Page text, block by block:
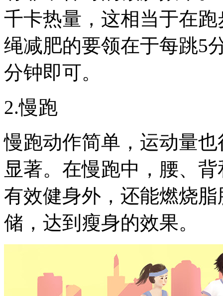
千卡热量，这相当于在
绳减肥的要领在于每跳5
分钟即可。
2.慢跑
慢跑动作简单，运动量
显著。在慢跑中，腰、
有效健身外，还能燃烧
储，达到瘦身的效果。